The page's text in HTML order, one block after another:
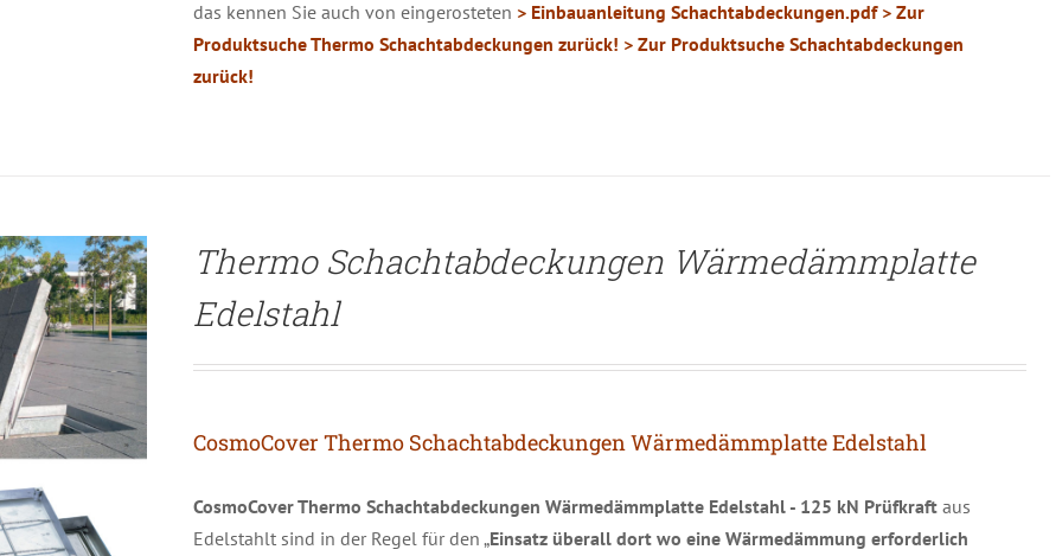
das kennen Sie auch von eingerosteten > Einbauanleitung Schachtabdeckungen.pdf > Zur
Produktsuche Thermo Schachtabdeckungen zurück! > Zur Produktsuche Schachtabdeckungen
zurück!
Thermo Schachtabdeckungen Wärmedämmplatte
Edelstahl
CosmoCover Thermo Schachtabdeckungen Wärmedämmplatte Edelstahl
CosmoCover Thermo Schachtabdeckungen Wärmedämmplatte Edelstahl - 125 kN Prüfkraftaus
Edelstahlt sind in der Regel für den „Einsatz überall dort wo eine Wärmedämmung erforderlich